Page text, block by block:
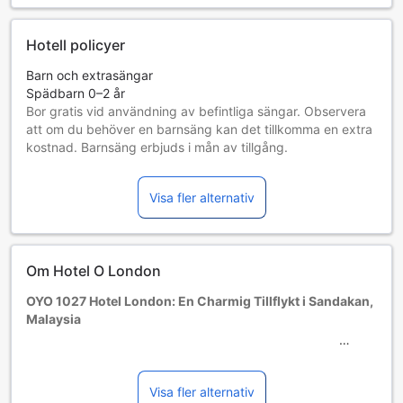
Hotell policyer
Barn och extrasängar
Spädbarn 0–2 år
Bor gratis vid användning av befintliga sängar. Observera
att om du behöver en barnsäng kan det tillkomma en extra
kostnad. Barnsäng erbjuds i mån av tillgång.
Bor gratis om befintliga sängar används.
Gäster 7 år och äldre betraktas som vuxna
Tillgång av extrasängar beror på vilket rum du väljer. Var
god kontrollera rummets beläggning för mer information.
och tillägg gäller.
Visa fler alternativ
Om Hotel O London
OYO 1027 Hotel London: En Charmig Tillflykt i Sandakan,
Malaysia
hotell beläget i hjärtat av Sandakan, Malaysia. Med sin
centrala placering erbjuder detta hotell en perfekt bas för
Visa fler alternativ